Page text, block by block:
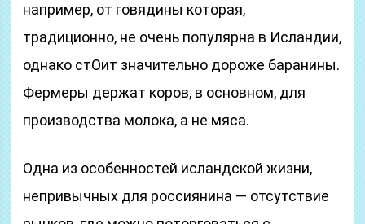
например, от говядины которая,
традиционно, не очень популярна в Исландии,
однако стОит значительно дороже баранины.
Фермеры держат коров, в основном, для
производства молока, а не мяса.
Одна из особенностей исландской жизни,
непривычных для россиянина — отсутствие